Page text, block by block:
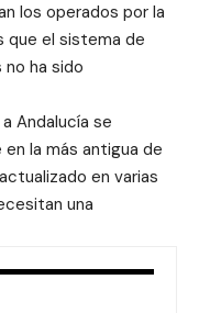
los operados por la
que el sistema de
ha sido
Andalucía se
la más antigua de
en varias
una